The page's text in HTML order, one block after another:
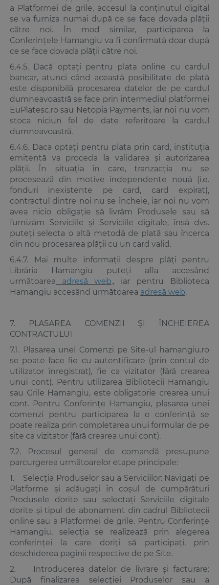
a Platformei de grile, accesul la conținutul digital
se va furniza numai după ce se face dovada plății
către noi. În mod similar, participarea la
Conferințele Hamangiu va fi confirmată doar după
ce se face dovada plății către noi.
6.4.5. Dacă optați pentru plata online cu cardul
bancar, atunci când această posibilitate de plată
este disponibilă procesarea datelor de pe cardul
dumneavoastră se face prin intermediul platformei
EuPlatesc.ro sau Netopia Payments, iar noi nu vom
stoca niciun fel de date referitoare la cardul
dumneavoastră.
6.4.6. Daca optați pentru plata prin card, instituția
emitentă va proceda la validarea și autorizarea
plății. În situația în care, tranzacția nu se
procesează din motive independente nouă (i.e.
fonduri inexistente pe card, card expirat),
contractul dintre noi nu se încheie, iar noi nu vom
avea nicio obligație să livrăm Produsele sau să
furnizăm Serviciile și Serviciile digitale, însă dvs.
puteți selecta o altă metodă de plată sau încerca
din nou procesarea plății cu un card valid.
6.4.7. Mai multe informații despre plăți pentru
Librăria Hamangiu puteți afla accesând
următoarea adresă web., iar pentru Biblioteca
Hamangiu accesând următoarea adresă web.
7. PLASAREA COMENZII ȘI ÎNCHEIEREA
CONTRACTULUI
7.1. Plasarea unei Comenzi pe Site-ul hamangiu.ro
se poate face fie cu autentificare (prin contul de
utilizator înregistrat), fie ca vizitator (fără crearea
unui cont). Pentru utilizarea Bibliotecii Hamangiu
sau Grile Hamangiu, este obligatorie crearea unui
cont. Pentru Conferințe Hamangiu, plasarea unei
comenzi pentru participarea la o conferință se
poate realiza prin completarea unui formular de pe
site ca vizitator (fără crearea unui cont).
7.2. Procesul general de comandă presupune
parcurgerea următoarelor etape principale:
1. Selecția Produselor sau a Serviciilor: Navigați pe
Platforme și adăugați în coșul de cumpărături
Produsele dorite sau selectați Serviciile digitale
dorite și tipul de abonament din cadrul Bibliotecii
online sau a Platformei de grile. Pentru Conferințe
Hamangiu, selecția se realizează prin alegerea
conferinței la care doriți să participați, prin
deschiderea paginii respective de pe Site.
2. Introducerea datelor de livrare și facturare:
După finalizarea selecției Produselor sau a